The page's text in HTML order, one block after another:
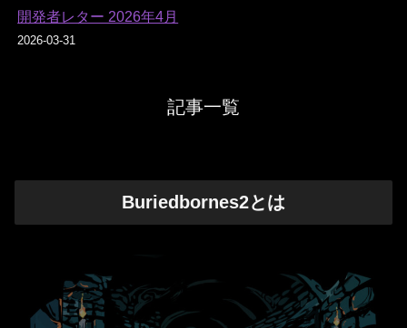
開発者レター 2026年4月
2026-03-31
記事一覧
Buriedbornes2とは